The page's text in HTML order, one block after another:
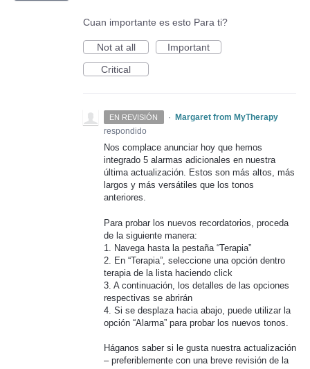
Cuan importante es esto Para ti?
Not at all
Important
Critical
EN REVISIÓN ·
Margaret from MyTherapy
respondido
Nos complace anunciar hoy que hemos
integrado 5 alarmas adicionales en nuestra
última actualización. Estos son más altos, más
largos y más versátiles que los tonos
anteriores.
Para probar los nuevos recordatorios, proceda
de la siguiente manera:
1. Navega hasta la pestaña “Terapia”
2. En “Terapia”, seleccione una opción dentro
terapia de la lista haciendo click
3. A continuación, los detalles de las opciones
respectivas se abrirán
4. Si se desplaza hacia abajo, puede utilizar la
opción “Alarma” para probar los nuevos tonos.
Háganos saber si le gusta nuestra actualización
– preferiblemente con una breve revisión de la